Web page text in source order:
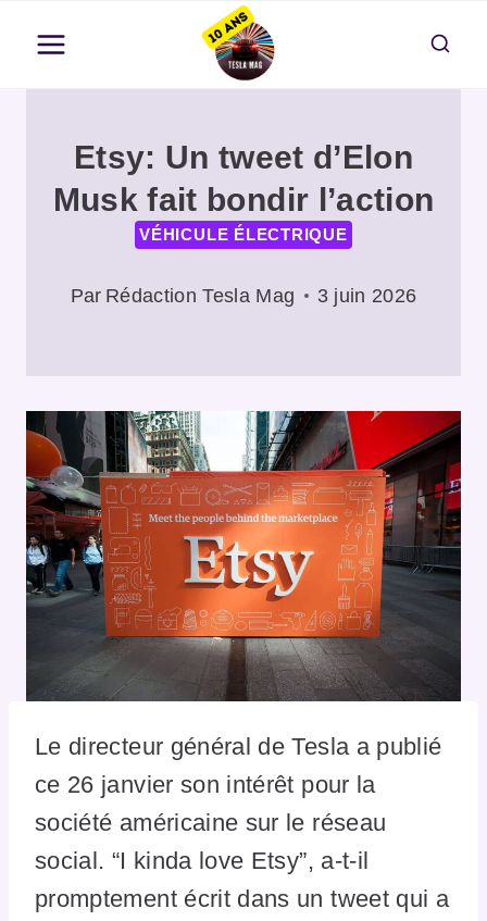
contenu
Etsy: Un tweet d’Elon
Musk fait bondir l’action
VÉHICULE ÉLECTRIQUE
Par Rédaction Tesla Mag 3 juin 2026
Le directeur général de Tesla a publié
ce 26 janvier son intérêt pour la
société américaine sur le réseau
social. “I kinda love Etsy”, a-t-il
promptement écrit dans un tweet qui a